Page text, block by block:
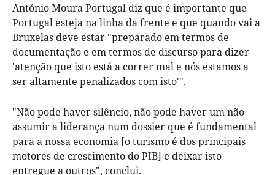
António Moura Portugal diz que é importante que
Portugal esteja na linha da frente e que quando vai a
Bruxelas deve estar "preparado em termos de
documentação e em termos de discurso para dizer
'atenção que isto está a correr mal e nós estamos a
ser altamente penalizados com isto'".
"Não pode haver silêncio, não pode haver um não
assumir a liderança num dossier que é fundamental
para a nossa economia [o turismo é dos principais
motores de crescimento do PIB] e deixar isto
entregue a outros", conclui.